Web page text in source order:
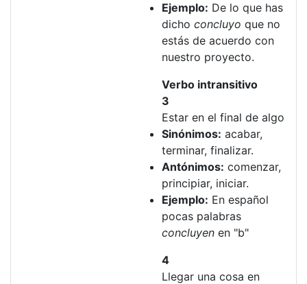
Ejemplo: De lo que has
dicho concluyo que no
estás de acuerdo con
nuestro proyecto.
Verbo intransitivo
3
Estar en el final de algo
Sinónimos: acabar,
terminar, finalizar.
Antónimos: comenzar,
principiar, iniciar.
Ejemplo: En español
pocas palabras
concluyen en "b"
4
Llegar una cosa en